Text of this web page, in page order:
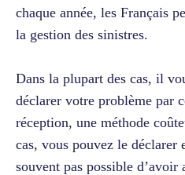
chaque année, les Français
la gestion des sinistres.
Dans la plupart des cas, il
déclarer votre problème par
réception, une méthode
cas, vous pouvez le déclarer
souvent pas possible d’avoir